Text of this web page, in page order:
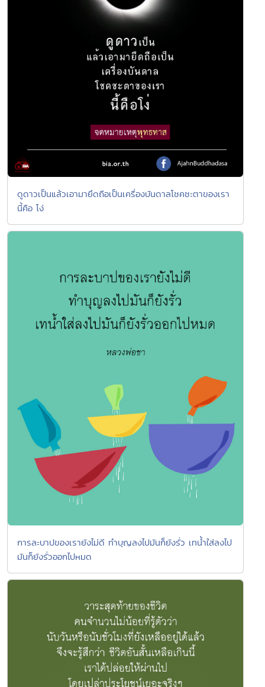
ดูดาวเป็นแล้วเอามายึดถือเป็นเครื่องบันดาลโชคชะตาของเรา
นี้คือ โง่
การละบาปของเรายังไม่ดี ทำบุญลงไปมันก็ยังรั่ว เทน้ำใส่ลงไป
มันก็ยังรั่วออกไปหมด